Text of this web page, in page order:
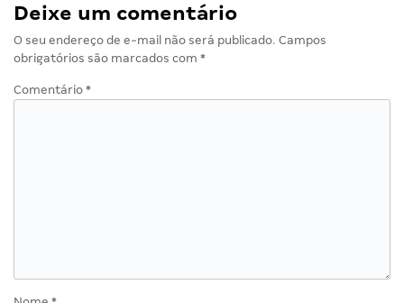
Deixe um comentário
O seu endereço de e-mail não será publicado. Campos
obrigatórios são marcados com *
Comentário *